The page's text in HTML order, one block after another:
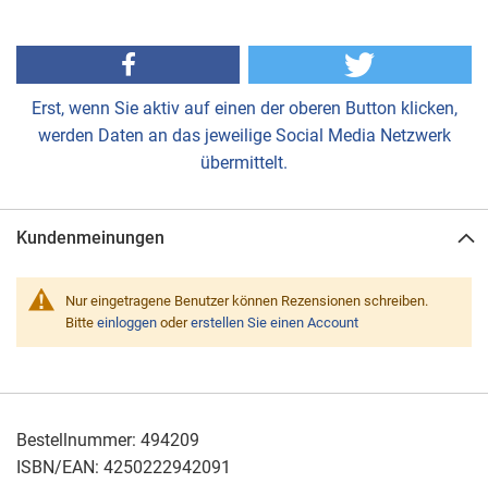
Bestellnummer: 494209
ISBN/EAN: 4250222942091
Erst, wenn Sie aktiv auf einen der oberen Button klicken,
werden Daten an das jeweilige Social Media Netzwerk
übermittelt.
Kundenmeinungen
Nur eingetragene Benutzer können Rezensionen schreiben.
Bitte einloggen odererstellen Sie einen Account